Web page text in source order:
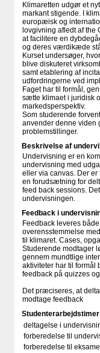
Klimaretten udgør et
markant stigende. I
europæisk og
lovgivning afledt af the
at facilitere en
og deres værdikæde
Kurset undersøger,
blive diskuteret
samt etablering af
udfordringerne ved
Faget har til formål,
sætte klimaet i juridisk
markedsperspektiv.
Som studerende
anvender denne viden
problemstillinger.
Beskrivelse af
Undervisning er en
undervisning med
eller via canvas. Der
en forudsætning for
feed back sessions.
undervisningen.
Feedback i
Feedback leveres
overensstemmelse
til klimaret. Cases,
Studerende modtager
gennem mundtlige
aktiviteter har til formål
feedback på quizzes
Det præciseres, at
modtage feedback
Studenterarbejdstimer
deltagelse i
forberedelse til
forberedelse til